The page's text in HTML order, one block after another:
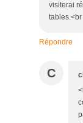
visiterai
Répondre
C